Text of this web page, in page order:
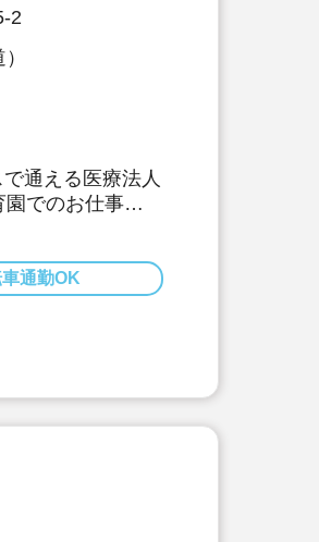
2
通える医療法人
でのお仕事で
とのバランスも
車通勤OK